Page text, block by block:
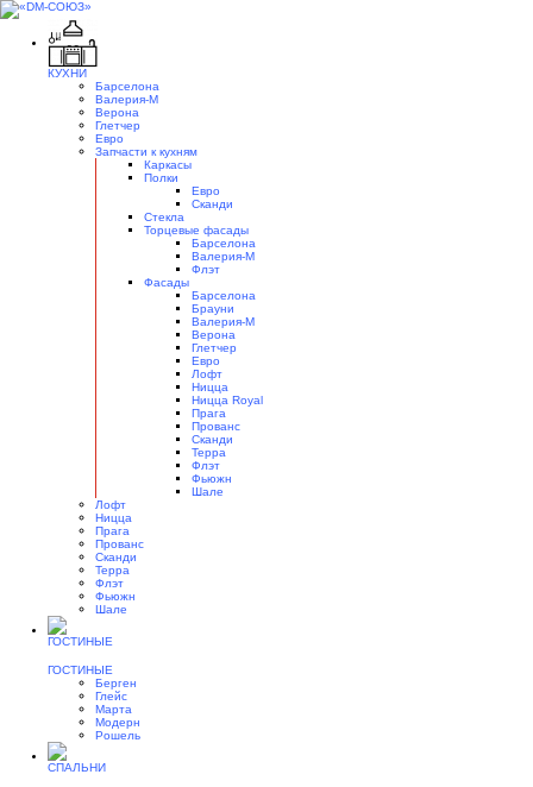
КУХНИ
Барселона
Валерия-М
Верона
Глетчер
Евро
Запчасти к кухням
Каркасы
Полки
Евро
Сканди
Стекла
Торцевые фасады
Барселона
Валерия-М
Флэт
Фасады
Барселона
Брауни
Валерия-М
Верона
Глетчер
Евро
Лофт
Ницца
Ницца Royal
Прага
Прованс
Сканди
Терра
Флэт
Фьюжн
Шале
Лофт
Ницца
Прага
Прованс
Сканди
Терра
Флэт
Фьюжн
Шале
ГОСТИНЫЕ
Берген
Глейс
Марта
Модерн
Рошель